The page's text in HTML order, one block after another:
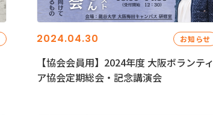
2024.04.30 お知らせ
【協会会員用】2024年度 大阪ボランティ
ア協会定期総会・記念講演会